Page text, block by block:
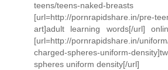
teens/teens-naked-breasts
[url=http://pornrapidshare.in/pre-
art]adult learning words[/url]
[url=http://pornrapidshare.in/
charged-spheres-uniform-
spheres uniform density[/url]